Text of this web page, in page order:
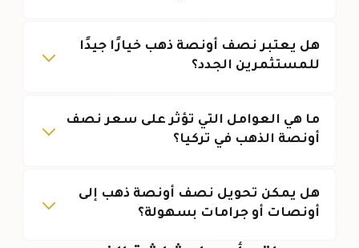
هل يعتبر نصف أونصة ذهب خيارًا جيدًا
للمستثمرين الجدد؟
ما هي العوامل التي تؤثر على سعر نصف
أونصة الذهب في تركيا؟
هل يمكن تحويل نصف أونصة ذهب إلى
أونصات أو جرامات بسهولة؟